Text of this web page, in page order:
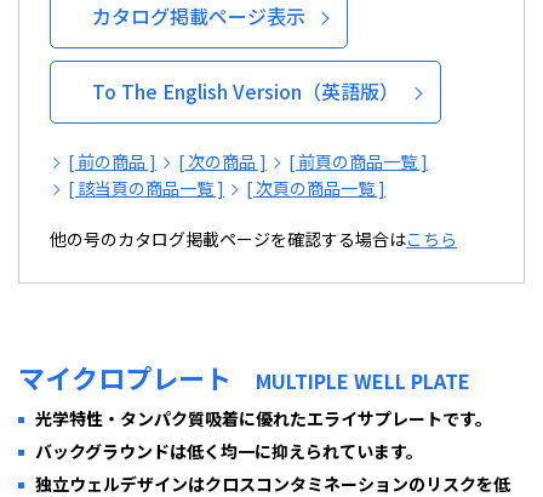
カタログ掲載ページ表示
To The English Version（英語版）
[ 前の商品 ] [ 次の商品 ]
[ 前頁の商品一覧 ]
[ 該当頁の商品一覧 ]
[ 次頁の商品一覧 ]
他の号のカタログ掲載ページを確認する場合はこちら
マイクロプレート MULTIPLE WELL PLATE
光学特性・タンパク質吸着に優れたエライサプレートです。
バックグラウンドは低く均一に抑えられています。
独立ウェルデザインはクロスコンタミネーションのリスクを低